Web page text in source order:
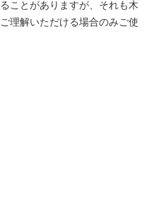
ことがありますが、それも木
理解いただける場合のみご使